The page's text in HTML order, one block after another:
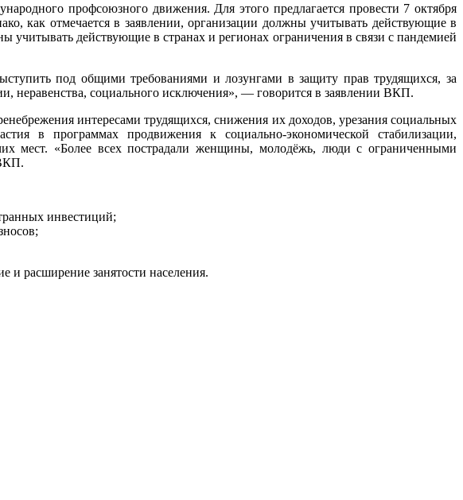
профсоюзного движения. Для этого предлагается провести 7 октября
как отмечается в заявлении, организации должны учитывать действующие в
действующие в странах и регионах ограничения в связи с пандемией
под общими требованиями и лозунгами в защиту прав трудящихся, за
социального исключения», — говорится в заявлении ВКП.
интересами трудящихся, снижения их доходов, урезания социальных
в программах продвижения к социально-экономической стабилизации,
мест. «Более всех пострадали женщины, молодёжь, люди с ограниченными
инвестиций;
и расширение занятости населения.